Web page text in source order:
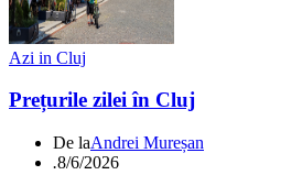
Azi in Cluj
Prețurile zilei în Cluj
De laAndrei Mureșan
.8/6/2026